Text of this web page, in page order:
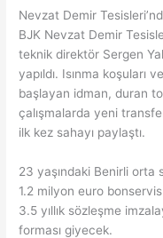
Nevzat Demir
BJK Nevzat Demir
teknik direktör Sergen
yapıldı. Isınma koşuları
başlayan idman, duran
çalışmalarda yeni
ilk kez sahayı paylaştı.
23 yaşındaki Benirli orta
1.2 milyon euro
3.5 yıllık sözleşme
forması giyecek.